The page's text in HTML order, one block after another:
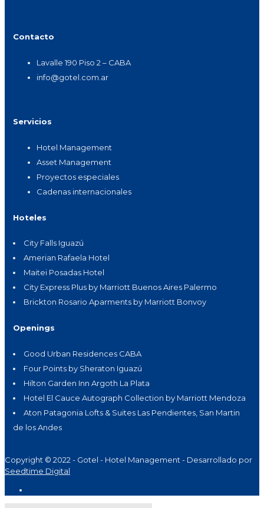
Contacto
Lavalle 190 Piso 2 – CABA
info@gotel.com.ar
Servicios
Hotel Management
Asset Management
Proyectos especiales
Cadenas internacionales
Hoteles
City Falls Iguazú
Amerian Rafaela Hotel
Maitei Posadas Hotel
City Express Plus by Marriott Buenos Aires Palermo
Brickton Rosario Aparments by Marriott Bonvoy
Openings
Good Urban Residences CABA
Four Points by Sheraton Iguazú
Hilton Garden Inn Argoth La Plata
Hotel El Cauce Autograph Collection by Marriott Mendoza
Aton Patagonia Lofts & Suites Las Pendientes, San Martin
de los Andes
Copyright © 2022 - Gotel - Hotel Management - Desarrollado por
Seedtime Digital